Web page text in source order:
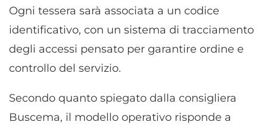
Ogni tessera sarà associata a un codice
identificativo, con un sistema di tracciamento
degli accessi pensato per garantire ordine e
controllo del servizio.
Secondo quanto spiegato dalla consigliera
Buscema, il modello operativo risponde a